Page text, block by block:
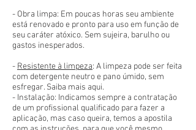
- Obra limpa: Em poucas horas seu ambiente
está renovado e pronto para uso em função de
seu caráter atóxico. Sem sujeira, barulho ou
gastos inesperados.
- Resistente à limpeza: A limpeza pode ser feita
com detergente neutro e pano úmido, sem
esfregar. Saiba mais aqui.
- Instalação: Indicamos sempre a contratação
de um profissional qualificado para fazer a
aplicação, mas caso queira, temos a apostila